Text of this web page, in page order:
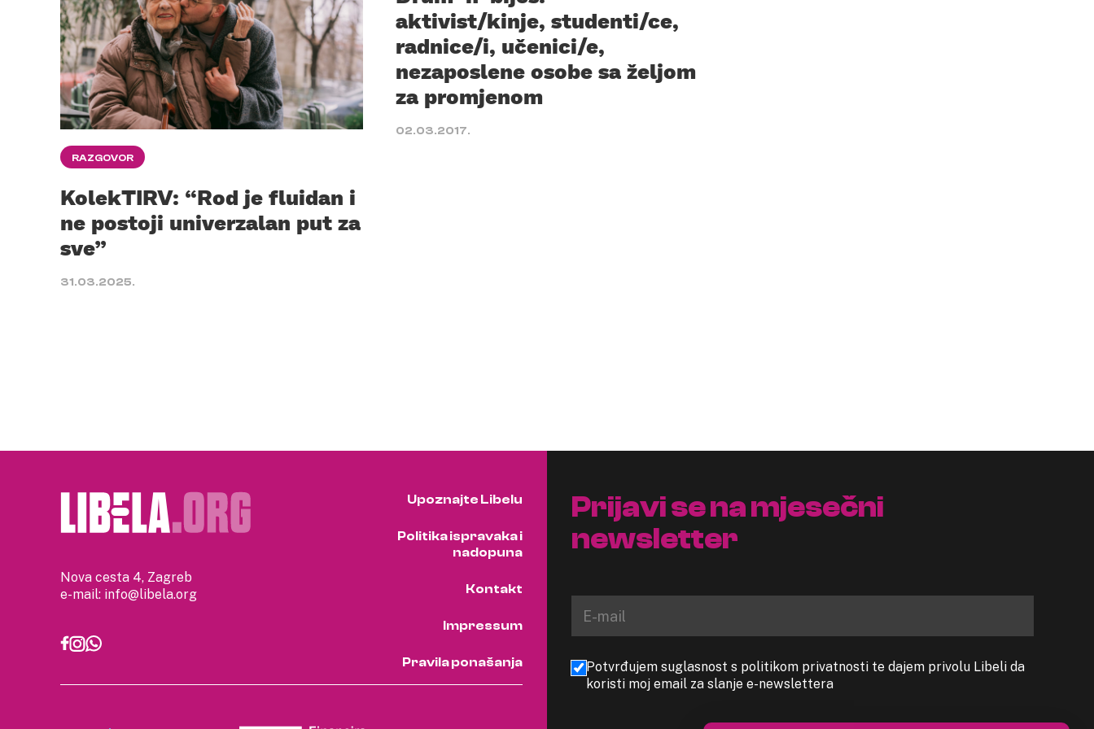
RAZGOVOR
KolekTIRV: “Rod je fluidan i
ne postoji univerzalan put za
sve”
31.03.2025.
aktivist/kinje, studenti/ce,
radnice/i, učenici/e,
nezaposlene osobe sa željom
za promjenom
02.03.2017.
Nova cesta 4, Zagreb
e-mail: info@libela.org
Upoznajte Libelu
Politika ispravaka i
nadopuna
Kontakt
Impressum
Pravila ponašanja
Prijavi se na mjesečni
newsletter
Potvrđujem suglasnost s politikom privatnosti te dajem privolu Libeli da
koristi moj email za slanje e-newslettera